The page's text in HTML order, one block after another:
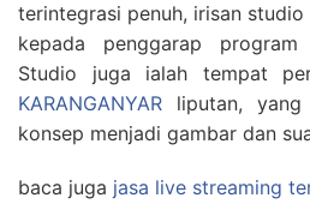
terintegrasi penuh, irisan
kepada penggarap
Studio juga ialah tempat
KARANGANYAR liputan,
konsep menjadi gambar dan
baca juga jasa live streaming